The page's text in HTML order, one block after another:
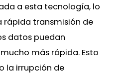
a esta tecnología, lo
rápida transmisión de
datos puedan
más rápida. Esto
la irrupción de